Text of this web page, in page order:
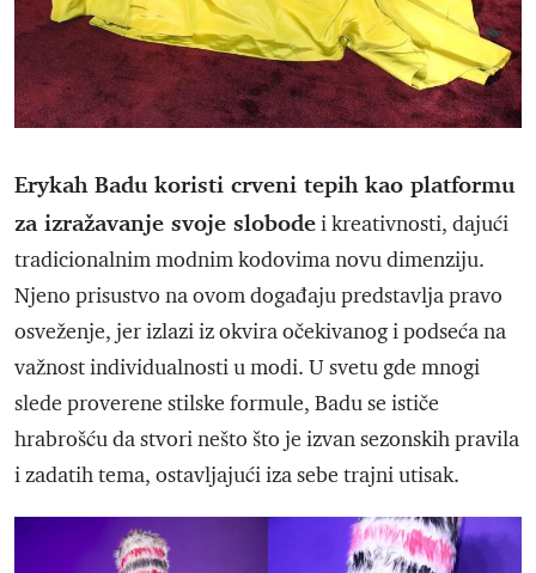
Erykah Badu koristi crveni tepih kao platformu
za izražavanje svoje slobodei kreativnosti, dajući
tradicionalnim modnim kodovima novu dimenziju.
Njeno prisustvo na ovom događaju predstavlja pravo
osveženje, jer izlazi iz okvira očekivanog i podseća na
važnost individualnosti u modi. U svetu gde mnogi
slede proverene stilske formule, Badu se ističe
hrabrošću da stvori nešto što je izvan sezonskih pravila
i zadatih tema, ostavljajući iza sebe trajni utisak.